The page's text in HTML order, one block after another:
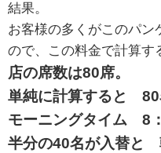
結果。
お客様の多くがこのパン
ので、この料金で計算す
店の席数は80席。
単純に計算すると 80
モーニングタイム 8
半分の40名が入替と